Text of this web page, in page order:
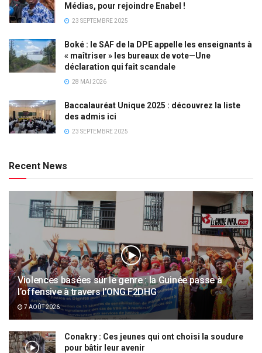
Médias, pour rejoindre Enabel !
23 SEPTEMBRE 2025
Boké : le SAF de la DPE appelle les enseignants à
« maîtriser » les bureaux de vote—Une
déclaration qui fait scandale
28 MAI 2026
Baccalauréat Unique 2025 : découvrez la liste
des admis ici
23 SEPTEMBRE 2025
Recent News
Violences basées sur le genre : la Guinée passe à
l’offensive à travers l’ONG F2DHG
7 AOÛT 2026
Conakry : Ces jeunes qui ont choisi la soudure
pour bâtir leur avenir